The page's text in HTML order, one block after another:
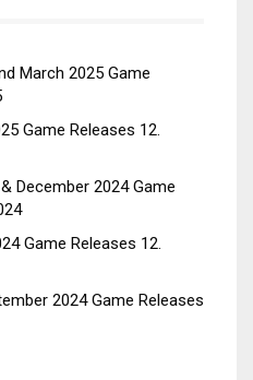
March 2025 Game
Game Releases 12.
December 2024 Game
Game Releases 12.
2024 Game Releases